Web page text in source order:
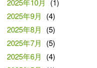
2025年10月
(1)
2025年9月
(4)
2025年8月
(5)
2025年7月
(5)
2025年6月
(4)